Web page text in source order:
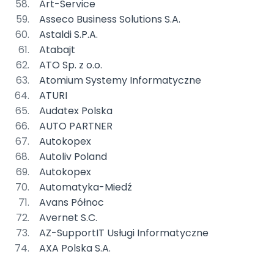
Art-Service
Asseco Business Solutions S.A.
Astaldi S.P.A.
Atabajt
ATO Sp. z o.o.
Atomium Systemy Informatyczne
ATURI
Audatex Polska
AUTO PARTNER
Autokopex
Autoliv Poland
Autokopex
Automatyka-Miedź
Avans Północ
Avernet S.C.
AZ-SupportIT Usługi Informatyczne
AXA Polska S.A.